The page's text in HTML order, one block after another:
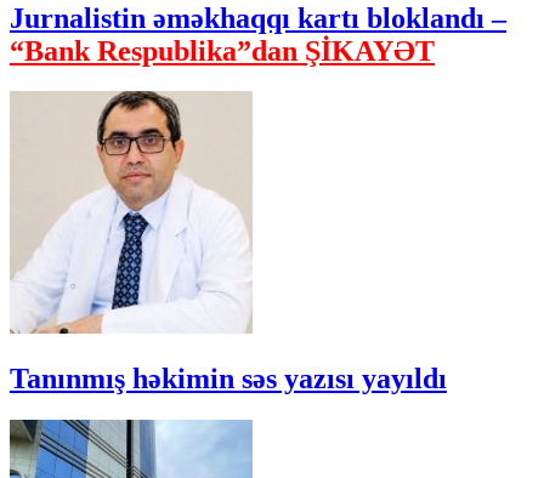
Jurnalistin əməkhaqqı kartı bloklandı –
“Bank Respublika”dan ŞİKAYƏT
Tanınmış həkimin səs yazısı yayıldı